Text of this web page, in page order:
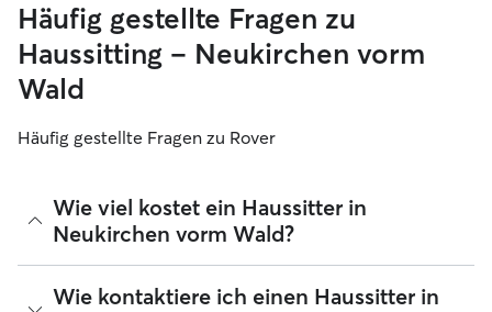
Häufig gestellte Fragen zu
Haussitting – Neukirchen vorm
Wald
Häufig gestellte Fragen zu Rover
Wie viel kostet ein Haussitter in
Neukirchen vorm Wald?
Haussitter können ihre Preise bei Rover frei festlegen. Die
Wie kontaktiere ich einen Haussitter in